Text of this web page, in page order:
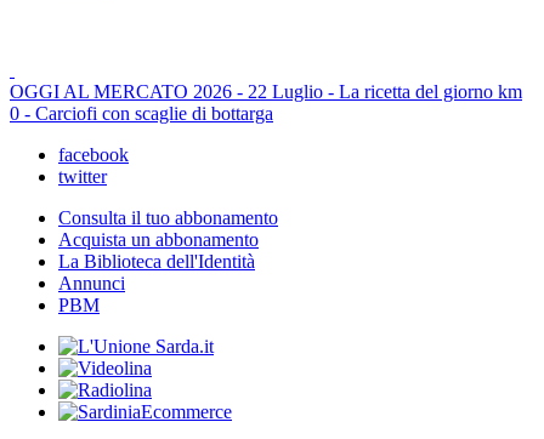
OGGI AL MERCATO 2026 - 22 Luglio - La ricetta del giorno km
0 - Carciofi con scaglie di bottarga
facebook
twitter
Consulta il tuo abbonamento
Acquista un abbonamento
La Biblioteca dell'Identità
Annunci
PBM